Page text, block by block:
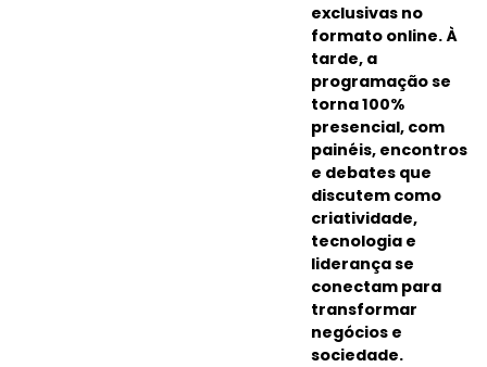
exclusivas no
formato online.À
tarde, a
programação se
torna 100%
presencial, com
painéis, encontros
e debates que
discutem como
criatividade,
tecnologia e
liderança se
conectam para
transformar
negócios e
sociedade.